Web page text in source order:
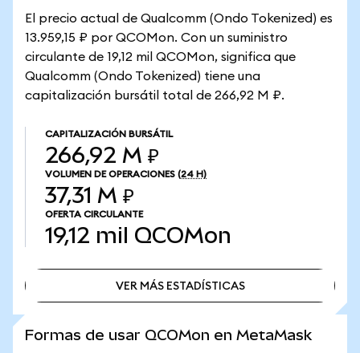
El precio actual de Qualcomm (Ondo Tokenized) es
13.959,15 ₽ por QCOMon. Con un suministro
circulante de 19,12 mil QCOMon, significa que
Qualcomm (Ondo Tokenized) tiene una
capitalización bursátil total de 266,92 M ₽.
CAPITALIZACIÓN BURSÁTIL
266,92 M ₽
VOLUMEN DE OPERACIONES (24 H)
37,31 M ₽
OFERTA CIRCULANTE
19,12 mil QCOMon
VER MÁS ESTADÍSTICAS
Formas de usar QCOMon en MetaMask